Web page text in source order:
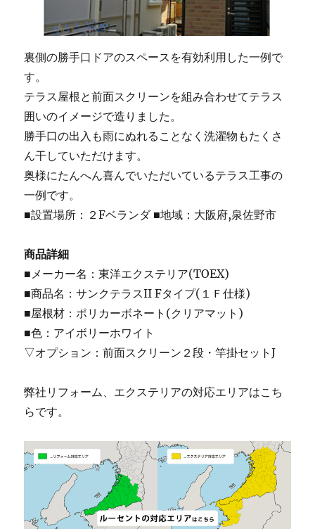
裏側の勝手口ドアのスペースを有効利用した一例で
す。
テラス屋根と前面スクリーンを組み合わせてテラス
囲いのイメージで造りました。
勝手口の出入も雨にぬれることなく洗濯物もたくさ
ん干していただけます。
奥様にたんへん喜んでいただいているテラス工事の
一例です。
■設置場所：２Fベランダ ■地域：大阪府,泉佐野市
商品詳細
■メーカー名：東洋エクステリア(TOEX)
■商品名：サンクテラスII Fタイプ(１Ｆ仕様)
■屋根材：ポリカーボネート(クリアマット)
■色：アイボリーホワイト
▽オプション：前面スクリーン２段・竿掛セットJ
弊社リフォーム、エクステリアの対応エリアはこち
らです。